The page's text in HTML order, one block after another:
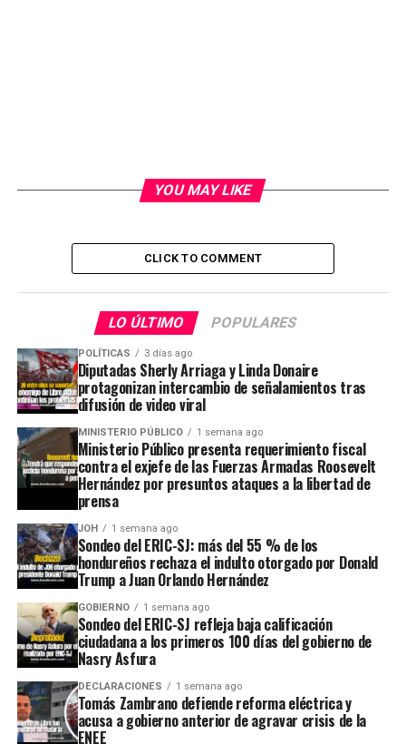
YOU MAY LIKE
CLICK TO COMMENT
LO ÚLTIMO POPULARES
POLÍTICAS 3 días ago
Diputadas Sherly Arriaga y Linda Donaire
protagonizan intercambio de señalamientos tras
difusión de video viral
MINISTERIO PÚBLICO 1 semana ago
Ministerio Público presenta requerimiento fiscal
contra el exjefe de las Fuerzas Armadas Roosevelt
Hernández por presuntos ataques a la libertad de
prensa
JOH 1 semana ago
Sondeo del ERIC-SJ: más del 55 % de los
hondureños rechaza el indulto otorgado por Donald
Trump a Juan Orlando Hernández
GOBIERNO 1 semana ago
Sondeo del ERIC-SJ refleja baja calificación
ciudadana a los primeros 100 días del gobierno de
Nasry Asfura
DECLARACIONES 1 semana ago
Tomás Zambrano defiende reforma eléctrica y
acusa a gobierno anterior de agravar crisis de la
ENEE